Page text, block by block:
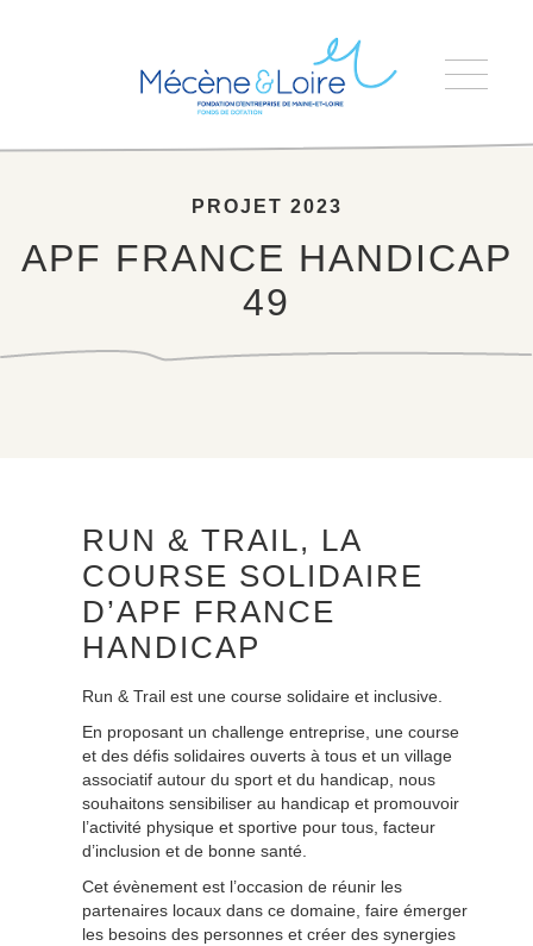
PROJET 2023
APF FRANCE HANDICAP
49
RUN & TRAIL, LA
COURSE SOLIDAIRE
D’APF FRANCE
HANDICAP
Run & Trail est une course solidaire et inclusive.
En proposant un challenge entreprise, une course
et des défis solidaires ouverts à tous et un village
associatif autour du sport et du handicap, nous
souhaitons sensibiliser au handicap et promouvoir
l’activité physique et sportive pour tous, facteur
d’inclusion et de bonne santé.
Cet évènement est l’occasion de réunir les
partenaires locaux dans ce domaine, faire émerger
les besoins des personnes et créer des synergies